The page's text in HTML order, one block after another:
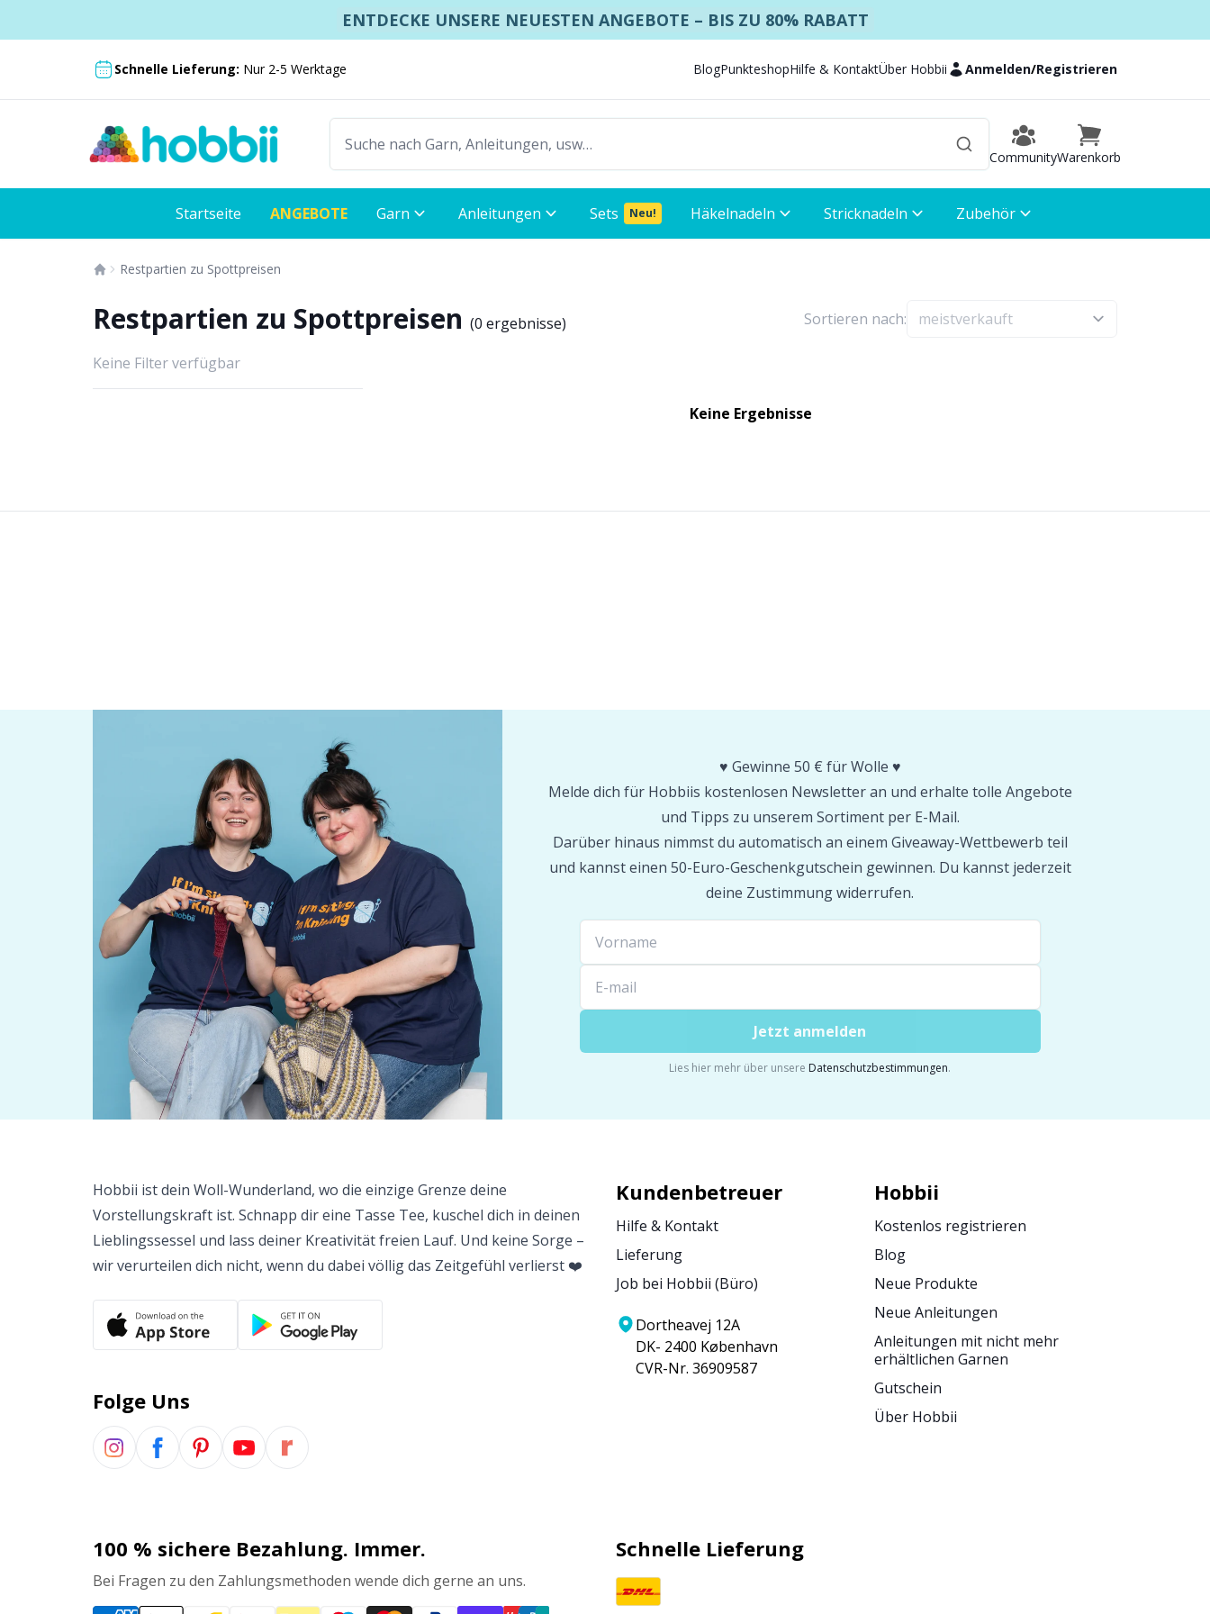
ENTDECKE UNSERE NEUESTEN ANGEBOTE – BIS ZU 80% RABATT
Schnelle Lieferung: Nur 2-5 Werktage
1 riesiges BlogPunkteshopHilfe & KontaktÜber Hobbii Anmelden/Registrieren
CommunityWarenkorb
Startseite ANGEBOTE Garn Anleitungen Sets Neu! Häkelnadeln Stricknadeln Zubehör
Restpartien zu Spottpreisen
Restpartien zu Spottpreisen (0 ergebnisse) Sortieren nach:
Keine Filter verfügbar
Keine Ergebnisse
♥️ Gewinne 50 € für Wolle ♥️
Melde dich für Hobbiis kostenlosen Newsletter an und erhalte tolle Angebote
und Tipps zu unserem Sortiment per E-Mail.
Darüber hinaus nimmst du automatisch an einem Giveaway-Wettbewerb teil
und kannst einen 50-Euro-Geschenkgutschein gewinnen. Du kannst jederzeit
deine Zustimmung widerrufen.
Jetzt anmelden
Lies hier mehr über unsere Datenschutzbestimmungen.
Hobbii ist dein Woll-Wunderland, wo die einzige Grenze deine
Vorstellungskraft ist. Schnapp dir eine Tasse Tee, kuschel dich in deinen
Lieblingssessel und lass deiner Kreativität freien Lauf. Und keine Sorge –
wir verurteilen dich nicht, wenn du dabei völlig das Zeitgefühl verlierst ❤️
Folge Uns
Kundenbetreuer
Hilfe & Kontakt
Lieferung
Job bei Hobbii (Büro)
Dortheavej 12A
DK- 2400 København
CVR-Nr. 36909587
Hobbii
Kostenlos registrieren
Blog
Neue Produkte
Neue Anleitungen
Anleitungen mit nicht mehr
erhältlichen Garnen
Gutschein
Über Hobbii
100 % sichere Bezahlung. Immer.
Bei Fragen zu den Zahlungsmethoden wende dich gerne an uns.
Schnelle Lieferung